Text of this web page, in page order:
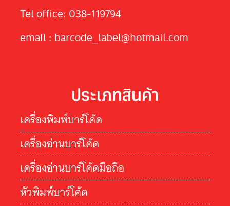
Tel office: 038-119794
email : barcode_label@hotmail.com
ประเภทสินค้า
เครื่องพิมพ์บาร์โค้ด
เครื่องอ่านบาร์โค้ด
เครื่องอ่านบาร์โค้ดมือถือ
หัวพิมพ์บาร์โค้ด